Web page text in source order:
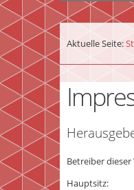
Aktuelle Seite:
Betreiber
Hauptsitz: